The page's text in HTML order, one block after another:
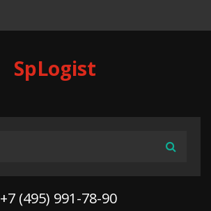
SpLogist
+7 (495) 991-78-90